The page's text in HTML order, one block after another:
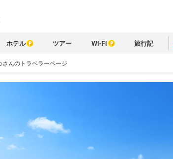
ホテル ツアー Wi-Fi 旅行記
んのトラベラーページ